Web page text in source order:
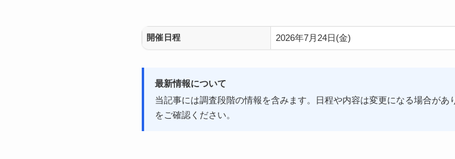
開催日程 2026年7月24日(金)
最新情報について
当記事には調査段階の情報を含みます。日程や内容は変更になる場合が
をご確認ください。